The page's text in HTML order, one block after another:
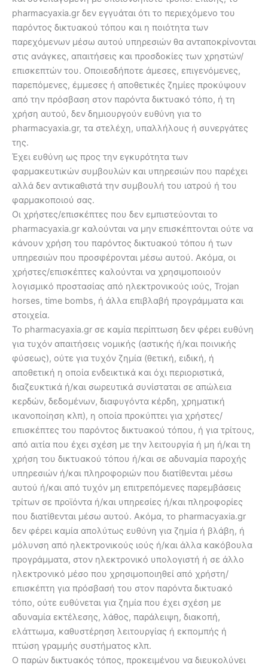
pharmacyaxia.gr δεν εγγυάται ότι το περιεχόμενο του
παρόντος δικτυακού τόπου και η ποιότητα των
παρεχόμενων μέσω αυτού υπηρεσιών θα ανταποκρίνονται
στις ανάγκες, απαιτήσεις και προσδοκίες των χρηστών/
επισκεπτών του. Οποιεσδήποτε άμεσες, επιγενόμενες,
παρεπόμενες, έμμεσες ή αποθετικές ζημίες προκύψουν
από την πρόσβαση στον παρόντα δικτυακό τόπο, ή τη
χρήση αυτού, δεν δημιουργούν ευθύνη για το
pharmacyaxia.gr, τα στελέχη, υπαλλήλους ή συνεργάτες
της.
Έχει ευθύνη ως προς την εγκυρότητα των
φαρμακευτικών συμβουλών και υπηρεσιών που παρέχει
αλλά δεν αντικαθιστά την συμβουλή του ιατρού ή του
φαρμακοποιού σας.
Οι χρήστες/επισκέπτες που δεν εμπιστεύονται το
pharmacyaxia.gr καλούνται να μην επισκέπτονται ούτε να
κάνουν χρήση του παρόντος δικτυακού τόπου ή των
υπηρεσιών που προσφέρονται μέσω αυτού. Ακόμα, οι
χρήστες/επισκέπτες καλούνται να χρησιμοποιούν
λογισμικό προστασίας από ηλεκτρονικούς ιούς, Trojan
horses, time bombs, ή άλλα επιβλαβή προγράμματα και
στοιχεία.
Το pharmacyaxia.gr σε καμία περίπτωση δεν φέρει ευθύνη
για τυχόν απαιτήσεις νομικής (αστικής ή/και ποινικής
φύσεως), ούτε για τυχόν ζημία (θετική, ειδική, ή
αποθετική η οποία ενδεικτικά και όχι περιοριστικά,
διαζευκτικά ή/και σωρευτικά συνίσταται σε απώλεια
κερδών, δεδομένων, διαφυγόντα κέρδη, χρηματική
ικανοποίηση κλπ), η οποία προκύπτει για χρήστες/
επισκέπτες του παρόντος δικτυακού τόπου, ή για τρίτους,
από αιτία που έχει σχέση με την λειτουργία ή μη ή/και τη
χρήση του δικτυακού τόπου ή/και σε αδυναμία παροχής
υπηρεσιών ή/και πληροφοριών που διατίθενται μέσω
αυτού ή/και από τυχόν μη επιτρεπόμενες παρεμβάσεις
τρίτων σε προϊόντα ή/και υπηρεσίες ή/και πληροφορίες
που διατίθενται μέσω αυτού. Ακόμα, το pharmacyaxia.gr
δεν φέρει καμία απολύτως ευθύνη για ζημία ή βλάβη, ή
μόλυνση από ηλεκτρονικούς ιούς ή/και άλλα κακόβουλα
προγράμματα, στον ηλεκτρονικό υπολογιστή ή σε άλλο
ηλεκτρονικό μέσο που χρησιμοποιηθεί από χρήστη/
επισκέπτη για πρόσβασή του στον παρόντα δικτυακό
τόπο, ούτε ευθύνεται για ζημία που έχει σχέση με
αδυναμία εκτέλεσης, λάθος, παράλειψη, διακοπή,
ελάττωμα, καθυστέρηση λειτουργίας ή εκπομπής ή
πτώση γραμμής συστήματος κλπ.
Ο παρών δικτυακός τόπος, προκειμένου να διευκολύνει